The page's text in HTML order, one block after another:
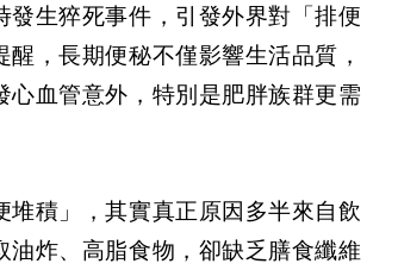
生猝死事件，引發外界對「排便
，長期便秘不僅影響生活品質，
血管意外，特別是肥胖族群更需
積」，其實真正原因多半來自飲
炸、高脂食物，卻缺乏膳食纖維